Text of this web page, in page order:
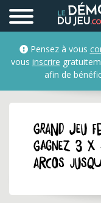
Pensez à vous
vous inscrire
afin de
GRAND
Gagnez 3 x
Arcos